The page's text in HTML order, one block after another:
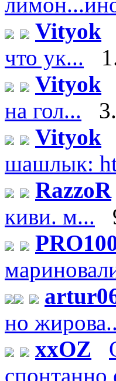
Vityok
что ук...
Vityok
на гол...
Vityok
шашлык:
RazzoR
киви. м...
но
xxOZ
спонтанно